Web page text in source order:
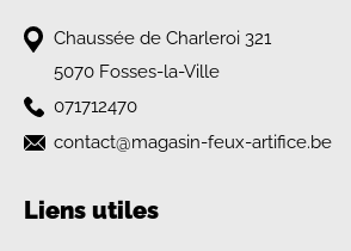
Chaussée de Charleroi 321
5070 Fosses-la-Ville
071712470
contact@magasin-feux-artifice.be
Liens utiles